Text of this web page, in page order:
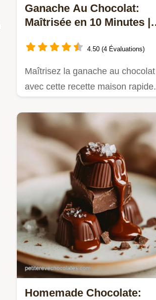
Ganache Au Chocolat:
Maîtrisée en 10 Minutes |
4.50 (4 Évaluations)
Maîtrisez la ganache au chocolat
avec cette recette maison rapide.
Homemade Chocolate: